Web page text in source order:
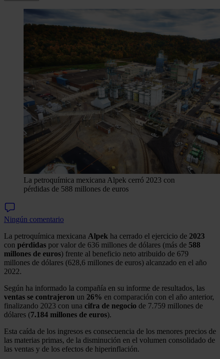
La petroquímica mexicana Alpek cerró 2023 con
pérdidas de 588 millones de euros
Ningún comentario
La petroquímica mexicana Alpek ha cerrado el ejercicio de 2023
con pérdidas por valor de 636 millones de dólares (más de 588
millones de euros) frente al beneficio neto atribuido de 679
millones de dólares (628,6 millones de euros) alcanzado en el año
2022.
Según ha informado la compañía en su informe de resultados, las
ventas se contrajeron un 26% en comparación con el año anterior,
finalizando 2023 con una cifra de negocio de 7.759 millones de
dólares (7.184 millones de euros).
Esta caída de los ingresos es consecuencia de los menores precios de
las materias primas, de la disminución en el volumen consolidado de
las ventas y de los efectos de hiperinflación.